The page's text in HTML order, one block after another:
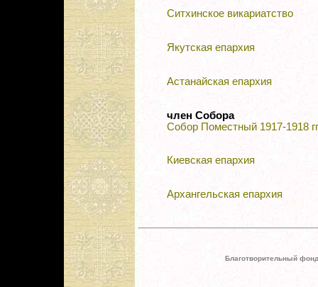
Ситхинское викариатство
Якутская епархия
Астанайская епархия
член Собора
Собор Поместный 1917-1918
Киевская епархия
Архангельская епархия
Благотворительный